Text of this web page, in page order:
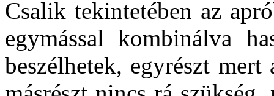
Csalik tekintetében az
egymással kombinálva
beszélhetek, egyrészt